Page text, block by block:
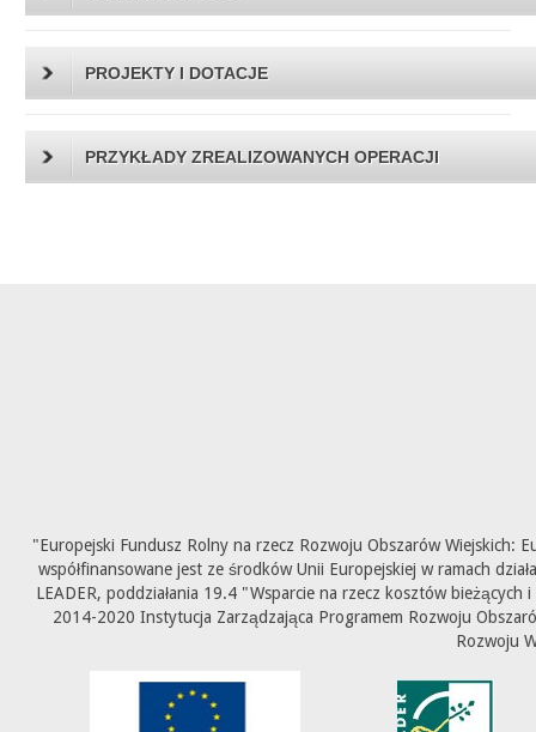
PROJEKTY I DOTACJE
PRZYKŁADY ZREALIZOWANYCH OPERACJI
"Europejski Fundusz Rolny na rzecz Rozwoju Obszarów Wiejskich:
współfinansowane jest ze środków Unii Europejskiej w ramach
LEADER, poddziałania 19.4 "Wsparcie na rzecz kosztów
2014-2020 Instytucja Zarządzająca Programem Rozwoju
Rozwoju